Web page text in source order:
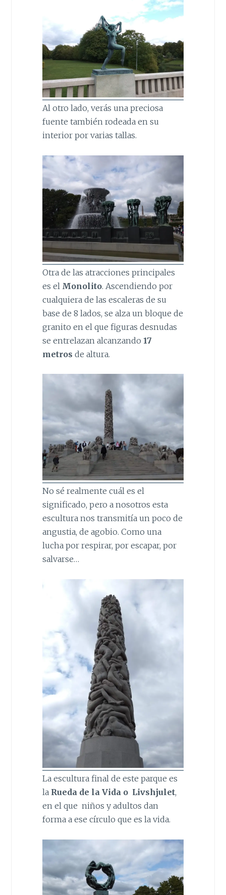
Al otro lado, verás una preciosa
fuente también rodeada en su
interior por varias tallas.
Otra de las atracciones principales
es el Monolito. Ascendiendo por
cualquiera de las escaleras de su
base de 8 lados, se alza un bloque de
granito en el que figuras desnudas
se entrelazan alcanzando 17
metros de altura.
No sé realmente cuál es el
significado, pero a nosotros esta
escultura nos transmitía un poco de
angustia, de agobio. Como una
lucha por respirar, por escapar, por
salvarse…
La escultura final de este parque es
la Rueda de la Vida o Livshjulet,
en el que niños y adultos dan
forma a ese círculo que es la vida.